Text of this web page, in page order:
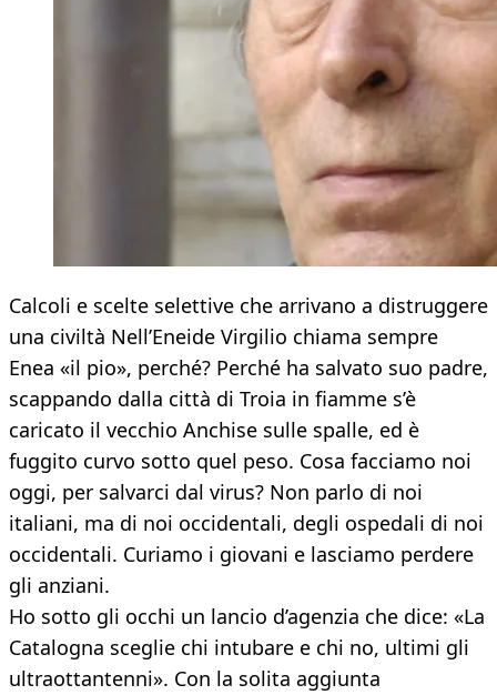
Calcoli e scelte selettive che arrivano a distruggere
una civiltà Nell’Eneide Virgilio chiama sempre
Enea «il pio», perché? Perché ha salvato suo padre,
scappando dalla città di Troia in fiamme s’è
caricato il vecchio Anchise sulle spalle, ed è
fuggito curvo sotto quel peso. Cosa facciamo noi
oggi, per salvarci dal virus? Non parlo di noi
italiani, ma di noi occidentali, degli ospedali di noi
occidentali. Curiamo i giovani e lasciamo perdere
gli anziani.
Ho sotto gli occhi un lancio d’agenzia che dice: «La
Catalogna sceglie chi intubare e chi no, ultimi gli
ultraottantenni». Con la solita aggiunta